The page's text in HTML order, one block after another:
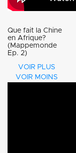
Que fait la Chine
en Afrique?
(Mappemonde
Ep. 2)
VOIR PLUS
VOIR MOINS